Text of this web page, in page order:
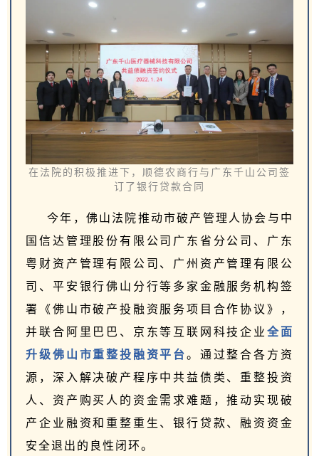
在法院的积极推进下，顺德农商行与广东千山公司签
订了银行贷款合同
今年，佛山法院推动市破产管理人协会与中
国信达管理股份有限公司广东省分公司、广东
粤财资产管理有限公司、广州资产管理有限公
司、平安银行佛山分行等多家金融服务机构签
署《佛山市破产投融资服务项目合作协议》，
并联合阿里巴巴、京东等互联网科技企业 全面
升级佛山市重整投融资平台。通过整合各方资
源，深入解决破产程序中共益债类、重整投资
人、资产购买人的资金需求难题，推动实现破
产企业融资和重整重生、银行贷款、融资资金
安全退出的良性闭环。